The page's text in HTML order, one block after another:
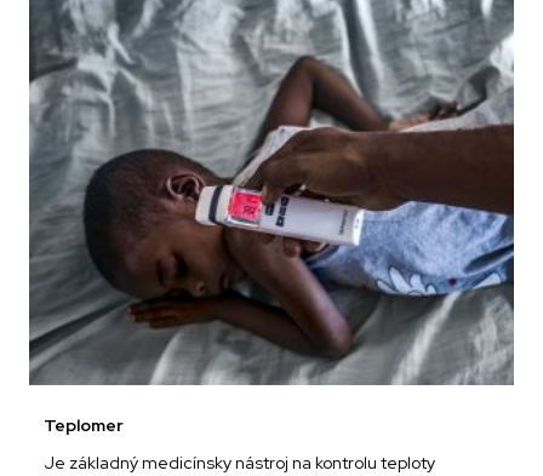
Teplomer
Je základný medicínsky nástroj na kontrolu teploty